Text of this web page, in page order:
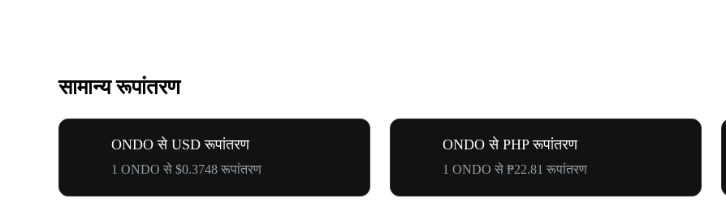
सामान्य रूपांतरण
ONDO से USD रूपांतरण
1 ONDO से $0.3748 रूपांतरण
ONDO से PHP रूपांतरण
1 ONDO से ₱22.81 रूपांतरण